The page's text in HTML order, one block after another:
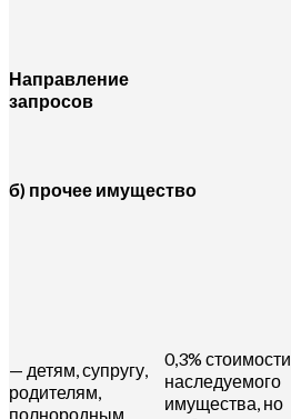
Направление
запросов
б) прочее имущество
— детям, супругу,
родителям,
полнородным
0,3% стоимости
наследуемого
имущества, но